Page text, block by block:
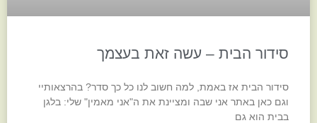
סידור הבית – עשה זאת בעצמך
סידור הבית אז באמת, למה חשוב לנו כל כך סדר? בהרצאותיי
וגם כאן באתר אני שבה ומציינת את ה"אני מאמין" שלי: בלגן
בבית הוא גם